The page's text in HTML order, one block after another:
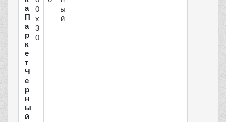
а
П
а
р
к
е
т
Ч
е
р
н
ы
й
0
х
3
0
ы
й